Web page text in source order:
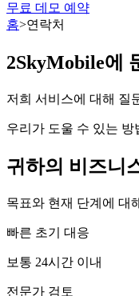
무료 데모 예약
홈>연락처
2SkyMobile에
저희 서비스에 대해 질
우리가 도울 수 있는 방
귀하의 비즈니
목표와 현재 단계에 대
빠른 초기 대응
보통 24시간 이내
전문가 검토